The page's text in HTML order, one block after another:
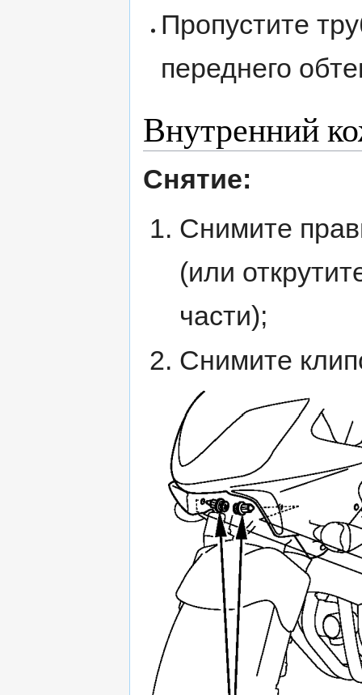
Пропустите
переднего
Внутренний
Снятие:
Снимите
(или
части);
Снимите